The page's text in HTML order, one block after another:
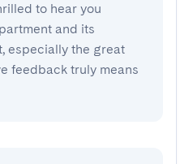
to hear you
and its
especially the great
feedback truly means